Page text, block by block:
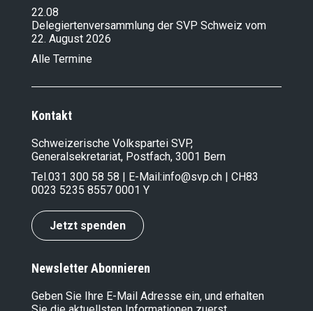
22.08
Delegiertenversammlung der SVP Schweiz vom
22. August 2026
Alle Termine
Kontakt
Schweizerische Volkspartei SVP,
Generalsekretariat, Postfach, 3001 Bern
Tel.031 300 58 58 | E-Mail:info@svp.ch | CH83
0023 5235 8557 0001 Y
Jetzt spenden
Newsletter Abonnieren
Geben Sie Ihre E-Mail Adresse ein, und erhalten